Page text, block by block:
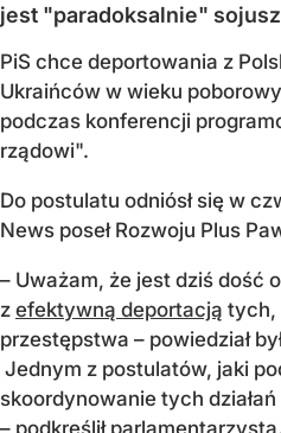
jest "paradoksalnie"
PiS chce deportowania z
Ukraińców w wieku
podczas konferencji
rządowi".
Do postulatu odniósł się w
News poseł Rozwoju Plus
– Uważam, że jest dziś dość
z efektywną deportacją tych,
przestępstwa – powiedział
Jednym z postulatów, jaki
skoordynowanie tych
– podkreślił